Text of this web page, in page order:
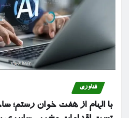
فناوری
با الهام از هفت خوان رستم؛